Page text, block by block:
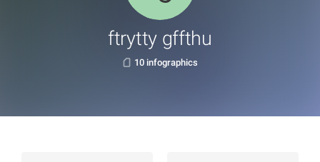
ftrytty gffthu
10 infographics